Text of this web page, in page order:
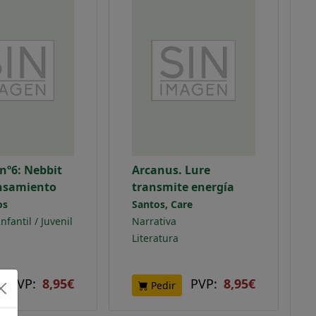
Nebbit
/ Juvenil
PVP: 8,95€
Arcanus. Lure
transmite energía
Santos, Care
Narrativa
Literatura
Pedir PVP: 8,95€